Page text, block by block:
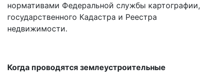
нормативами Федеральной службы картографии,
государственного Кадастра и Реестра
недвижимости.
Когда проводятся землеустроительные